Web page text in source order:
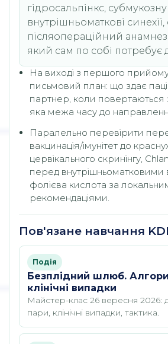
гідросальпінкс,
внутрішньоматкові
післяопераційний анамнез
який сам по собі потребує
На виході з першого
письмовий план: що здає
партнер, коли повертаються
яка межа часу до
Паралельно перевірити
вакцинація/імунітет до
цервікального скринінгу,
перед внутрішньоматковими
фолієва кислота за
рекомендаціями.
Пов'язане навчання
Подія
Безплідний шлюб.
клінічні випадки
Майстер-клас 26 вересня 2026:
пари, клінічні випадки, тактика.